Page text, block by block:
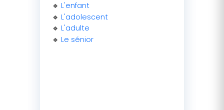
🔹 L'enfant
🔹 L'adolescent
🔹 L'adulte
🔹 Le sénior